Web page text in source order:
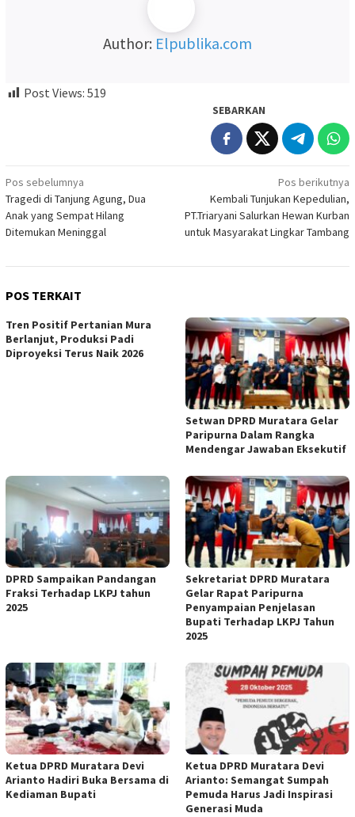
Author: Elpublika.com
Post Views: 519
SEBARKAN
Navigasi
pos
Pos sebelumnya
Tragedi di Tanjung Agung, Dua
Anak yang Sempat Hilang
Ditemukan Meninggal
Pos berikutnya
Kembali Tunjukan Kepedulian,
PT.Triaryani Salurkan Hewan Kurban
untuk Masyarakat Lingkar Tambang
POS TERKAIT
Tren Positif Pertanian Mura
Berlanjut, Produksi Padi
Diproyeksi Terus Naik 2026
Setwan DPRD Muratara Gelar
Paripurna Dalam Rangka
Mendengar Jawaban Eksekutif
DPRD Sampaikan Pandangan
Fraksi Terhadap LKPJ tahun
2025
Sekretariat DPRD Muratara
Gelar Rapat Paripurna
Penyampaian Penjelasan
Bupati Terhadap LKPJ Tahun
2025
Ketua DPRD Muratara Devi
Arianto Hadiri Buka Bersama di
Kediaman Bupati
Ketua DPRD Muratara Devi
Arianto: Semangat Sumpah
Pemuda Harus Jadi Inspirasi
Generasi Muda